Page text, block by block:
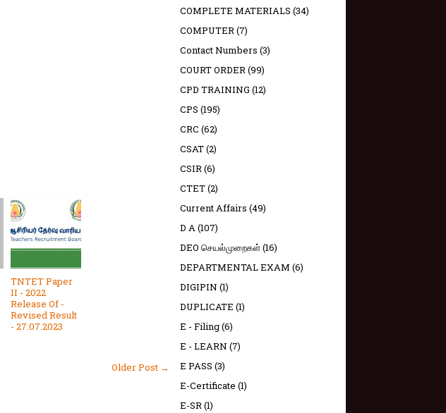
TNTET Paper
II - 2022
Release Of -
Revised Result
- 27.07.2023
Older Post →
COMPLETE MATERIALS (34)
COMPUTER(7)
Contact Numbers (3)
COURT ORDER(99)
CPD TRAINING (12)
CPS (195)
CRC (62)
CSAT(2)
CSIR(6)
CTET(2)
Current Affairs (49)
D A(107)
DEO செயல்முறைகள்(16)
DEPARTMENTAL EXAM (6)
DIGIPIN (1)
DUPLICATE (1)
E - Filing(6)
E - LEARN (7)
E PASS (3)
E-Certificate (1)
E-SR(1)